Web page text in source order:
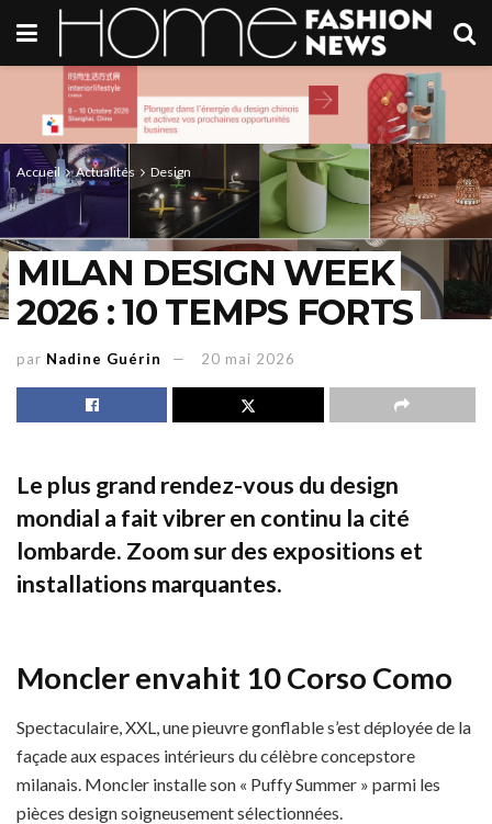
Accueil Actualités Design
MILAN DESIGN WEEK
2026 : 10 TEMPS FORTS
par Nadine Guérin 20 mai 2026
Le plus grand rendez-vous du design
mondial a fait vibrer en continu la cité
lombarde. Zoom sur des expositions et
installations marquantes.
Moncler envahit 10 Corso Como
Spectaculaire, XXL, une pieuvre gonflable s’est déployée de la
façade aux espaces intérieurs du célèbre concepstore
milanais. Moncler installe son « Puffy Summer » parmi les
pièces design soigneusement sélectionnées.